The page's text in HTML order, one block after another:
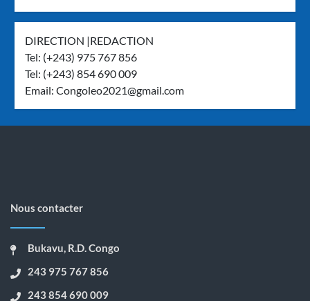
DIRECTION |REDACTION
Tel: (+243) 975 767 856
Tel: (+243) 854 690 009
Email:Congoleo2021@gmail.com
Nous contacter
Bukavu, R.D. Congo
243 975 767 856
243 854 690 009